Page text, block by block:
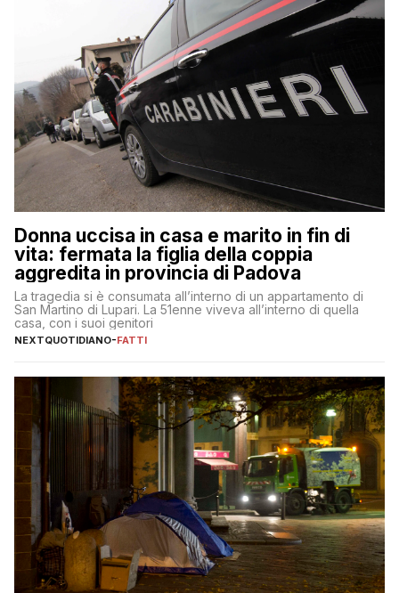
Donna uccisa in casa e marito in fin di
vita: fermata la figlia della coppia
aggredita in provincia di Padova
La tragedia si è consumata all’interno di un appartamento di
San Martino di Lupari. La 51enne viveva all’interno di quella
casa, con i suoi genitori
NEXTQUOTIDIANO-FATTI